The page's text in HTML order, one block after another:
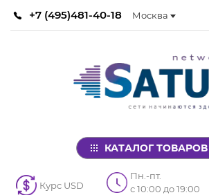
+7 (495)481-40-18 Москва
КАТАЛОГ ТОВАРОВ
Курс USD
Пн.-пт.
с 10:00 до 19:00